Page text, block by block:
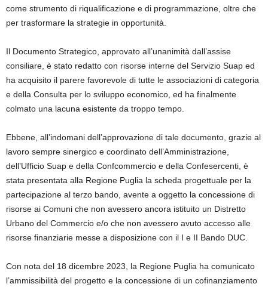
come strumento di riqualificazione e di programmazione, oltre che
per trasformare la strategie in opportunità.
Il Documento Strategico, approvato all’unanimità dall’assise
consiliare, è stato redatto con risorse interne del Servizio Suap ed
ha acquisito il parere favorevole di tutte le associazioni di categoria
e della Consulta per lo sviluppo economico, ed ha finalmente
colmato una lacuna esistente da troppo tempo.
Ebbene, all’indomani dell’approvazione di tale documento, grazie al
lavoro sempre sinergico e coordinato dell’Amministrazione,
dell’Ufficio Suap e della Confcommercio e della Confesercenti, è
stata presentata alla Regione Puglia la scheda progettuale per la
partecipazione al terzo bando, avente a oggetto la concessione di
risorse ai Comuni che non avessero ancora istituito un Distretto
Urbano del Commercio e/o che non avessero avuto accesso alle
risorse finanziarie messe a disposizione con il I e II Bando DUC.
Con nota del 18 dicembre 2023, la Regione Puglia ha comunicato
l’ammissibilità del progetto e la concessione di un cofinanziamento